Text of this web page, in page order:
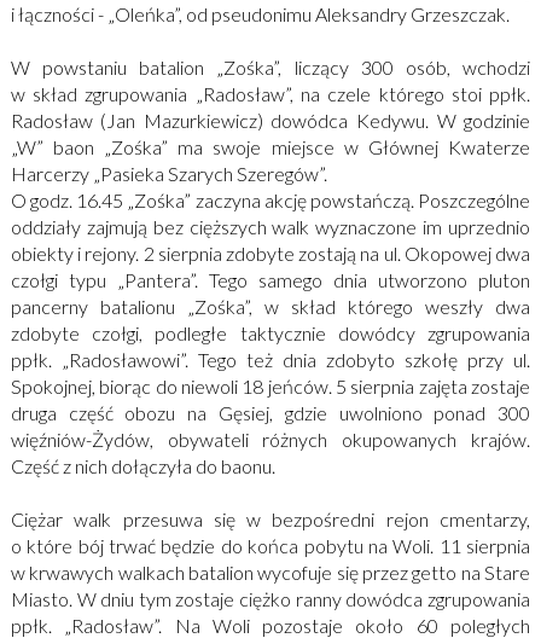
i łączności - „Oleńka”, od pseudonimu Aleksandry Grzeszczak.
W powstaniu batalion „Zośka”, liczący 300 osób, wchodzi
w skład zgrupowania „Radosław”, na czele którego stoi ppłk.
Radosław (Jan Mazurkiewicz) dowódca Kedywu. W godzinie
„W” baon „Zośka” ma swoje miejsce w Głównej Kwaterze
Harcerzy „Pasieka Szarych Szeregów”.
O godz. 16.45 „Zośka” zaczyna akcję powstańczą. Poszczególne
oddziały zajmują bez cięższych walk wyznaczone im uprzednio
obiekty i rejony. 2 sierpnia zdobyte zostają na ul. Okopowej dwa
czołgi typu „Pantera”. Tego samego dnia utworzono pluton
pancerny batalionu „Zośka”, w skład którego weszły dwa
zdobyte czołgi, podległe taktycznie dowódcy zgrupowania
ppłk. „Radosławowi”. Tego też dnia zdobyto szkołę przy ul.
Spokojnej, biorąc do niewoli 18 jeńców. 5 sierpnia zajęta zostaje
druga część obozu na Gęsiej, gdzie uwolniono ponad 300
więźniów-Żydów, obywateli różnych okupowanych krajów.
Część z nich dołączyła do baonu.
Ciężar walk przesuwa się w bezpośredni rejon cmentarzy,
o które bój trwać będzie do końca pobytu na Woli. 11 sierpnia
w krwawych walkach batalion wycofuje się przez getto na Stare
Miasto. W dniu tym zostaje ciężko ranny dowódca zgrupowania
ppłk. „Radosław”. Na Woli pozostaje około 60 poległych